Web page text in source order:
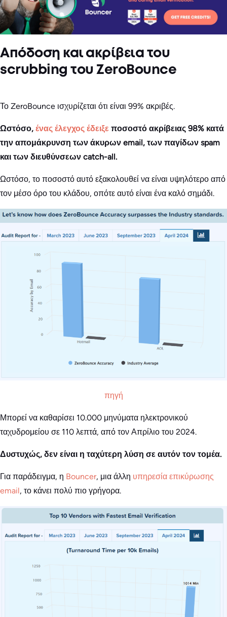
Απόδοση και ακρίβεια του
scrubbing του ZeroBounce
Το ZeroBounce ισχυρίζεται ότι είναι 99% ακριβές.
Ωστόσο, ένας έλεγχος έδειξε ποσοστό ακρίβειας 98% κατά
την απομάκρυνση των άκυρων email, των παγίδων spam
και των διευθύνσεων catch-all.
Ωστόσο, το ποσοστό αυτό εξακολουθεί να είναι υψηλότερο από
τον μέσο όρο του κλάδου, οπότε αυτό είναι ένα καλό σημάδι.
πηγή
Μπορεί να καθαρίσει 10.000 μηνύματα ηλεκτρονικού
ταχυδρομείου σε 110 λεπτά, από τον Απρίλιο του 2024.
Δυστυχώς, δεν είναι η ταχύτερη λύση σε αυτόν τον τομέα.
Για παράδειγμα, η Bouncer, μια άλλη υπηρεσία επικύρωσης
email, το κάνει πολύ πιο γρήγορα.